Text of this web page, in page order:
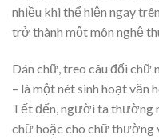
nhiều khi thể hiện ngay
trở thành một môn nghệ
Dán chữ, treo câu đối chữ
– là một nét sinh hoạt văn
Tết đến, người ta thường
chữ hoặc cho chữ thường